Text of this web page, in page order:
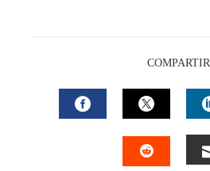
COMPARTIR
FACEBOOK